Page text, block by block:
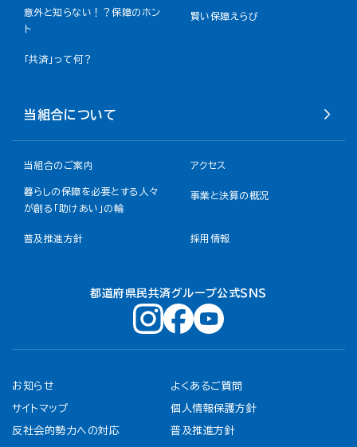
意外と知らない！？保障のホン
ト
賢い保障えらび
「共済」って何？
当組合について
当組合のご案内 アクセス
暮らしの保障を必要とする人々
が創る「助けあい」の輪
事業と決算の概況
普及推進方針 採用情報
都道府県民共済グループ公式ＳＮＳ
お知らせ よくあるご質問
サイトマップ 個人情報保護方針
反社会的勢力への対応 普及推進方針